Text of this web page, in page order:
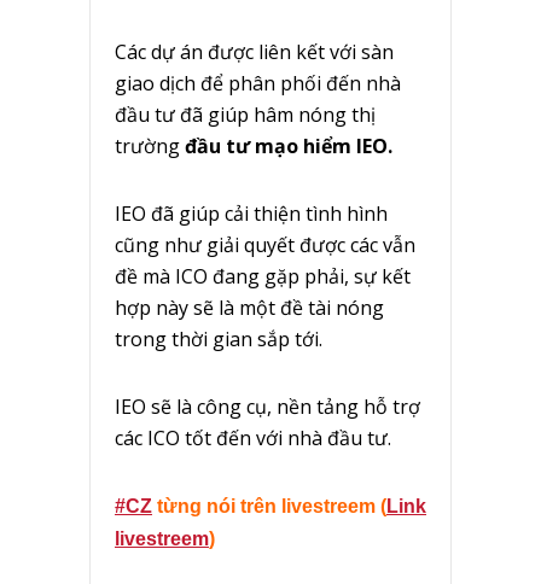
Các dự án được liên kết với sàn
giao dịch để phân phối đến nhà
đầu tư đã giúp hâm nóng thị
trườngđầu tư mạo hiểm IEO.
IEO đã giúp cải thiện tình hình
cũng như giải quyết được các vẫn
đề mà ICO đang gặp phải, sự kết
hợp này sẽ là một đề tài nóng
trong thời gian sắp tới.
IEO sẽ là công cụ, nền tảng hỗ trợ
các ICO tốt đến với nhà đầu tư.
#CZ từng nói trên livestreem (Link
livestreem)